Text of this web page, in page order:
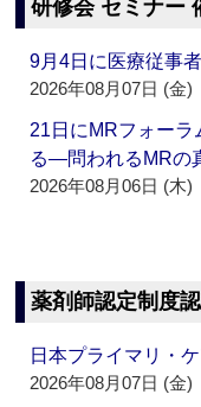
研修会 セミナー
9月4日に医療従事
2026年08月07日 (金)
21日にMRフォーラ
る―問われるMRの
2026年08月06日 (木)
薬剤師認定制度
日本プライマリ・
2026年08月07日 (金)